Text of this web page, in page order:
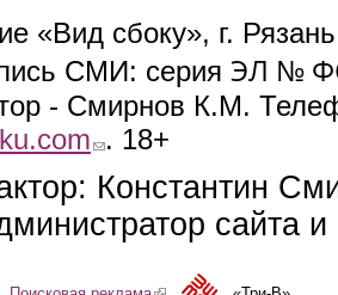
«Вид сбоку», г.
СМИ: серия ЭЛ №
- Смирнов К.М.
(link sends e-mail)
. 18+
Константин
сайта